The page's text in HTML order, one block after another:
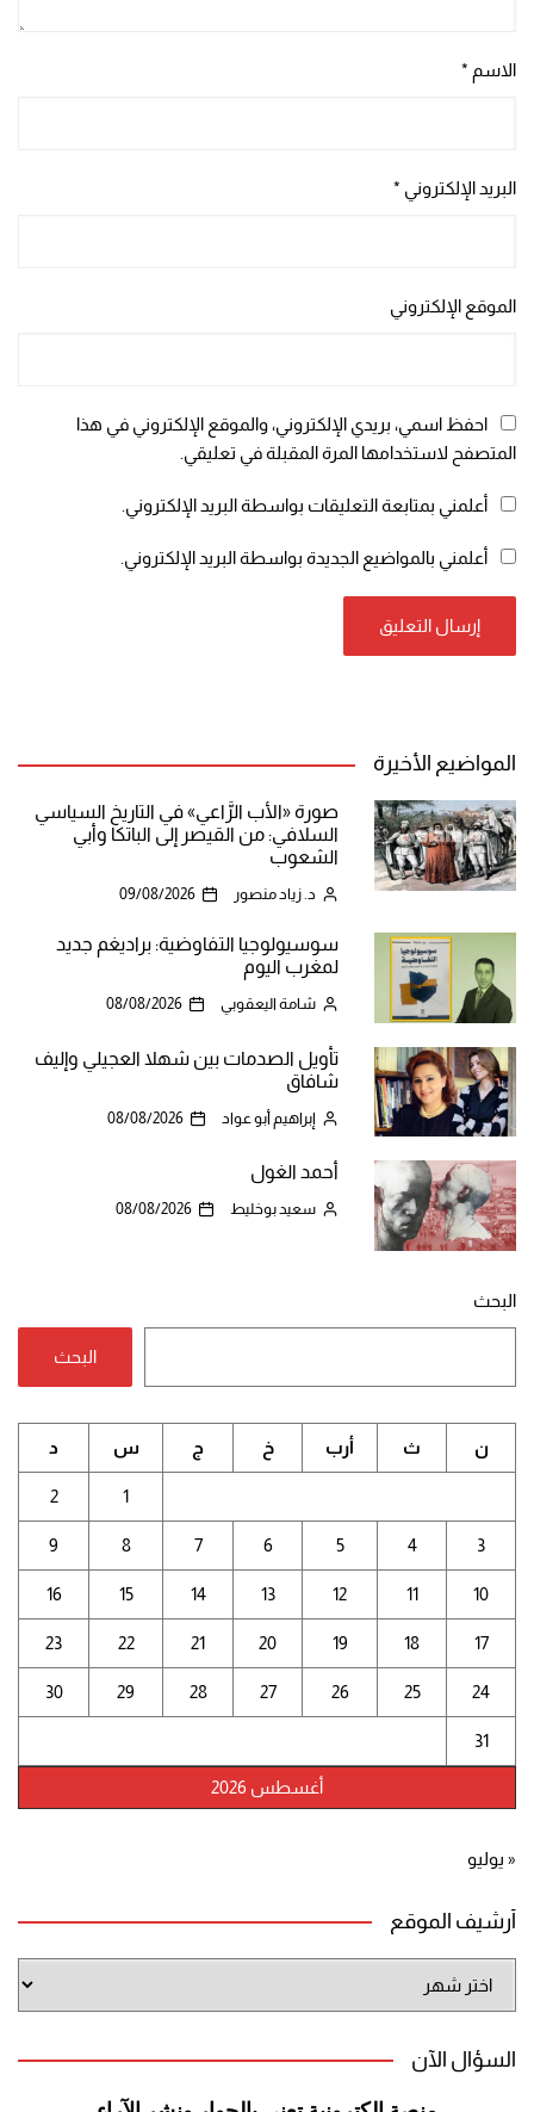
الاسم *
البريد الإلكتروني *
الموقع الإلكتروني
احفظ اسمي، بريدي الإلكتروني، والموقع الإلكتروني في هذا
المتصفح لاستخدامها المرة المقبلة في تعليقي.
أعلمني بمتابعة التعليقات بواسطة البريد الإلكتروني.
أعلمني بالمواضيع الجديدة بواسطة البريد الإلكتروني.
المواضيع الأخيرة
صورة «الأب الرَّاعي» في التاريخ السياسي
السلافي: من القيصر إلى الباتكا وأبي
الشعوب
د. زياد منصور 09/08/2026
سوسيولوجيا التفاوضية: براديغم جديد
لمغرب اليوم
شامة اليعقوبي 08/08/2026
تأويل الصدمات بين شهلا العجيلي وإليف
شافاق
إبراهيم أبو عواد 08/08/2026
أحمد الغول
سعيد بوخليط 08/08/2026
البحث
البحث
أغسطس 2026
ن ث أرب خ ج س د
1
2
3
4
5
6
7
8
9
10
11
12
13
14
15
16
17
18
19
20
21
22
23
24
25
26
27
28
29
30
31
« يوليو
أرشيف الموقع
الموقع
السؤال الآن